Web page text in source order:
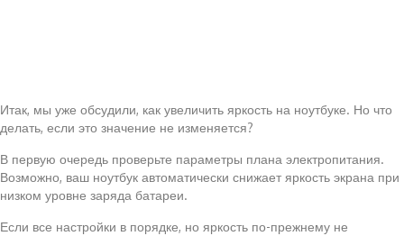
Итак, мы уже обсудили, как увеличить яркость на ноутбуке. Но что
делать, если это значение не изменяется?
В первую очередь проверьте параметры плана электропитания.
Возможно, ваш ноутбук автоматически снижает яркость экрана при
низком уровне заряда батареи.
Если все настройки в порядке, но яркость по-прежнему не